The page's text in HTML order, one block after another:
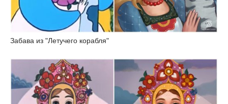
Забава из "Летучего корабля"